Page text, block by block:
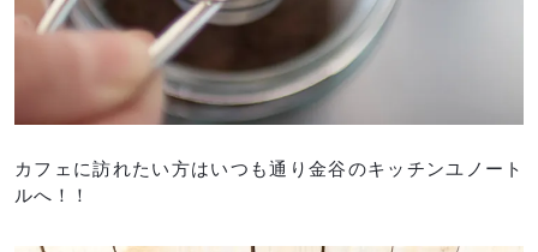
カフェに訪れたい方はいつも通り金谷のキッチンユノート
ルへ！！